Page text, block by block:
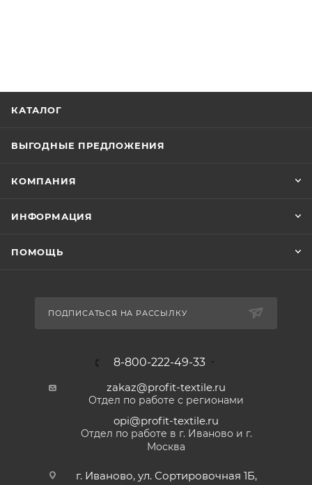
КАТАЛОГ
ВЫГОДНЫЕ ПРЕДЛОЖЕНИЯ
КОМПАНИЯ
ИНФОРМАЦИЯ
ПОМОЩЬ
ПОДПИСАТЬСЯ НА РАССЫЛКУ
8-800-222-49-33
zakaz@profit-textile.ru
Отдел по работе с регионами
opi@profit-textile.ru
Отдел по работе в г. Иваново и г.
Москва
г. Иваново, ул. Сортировочная 1Б,